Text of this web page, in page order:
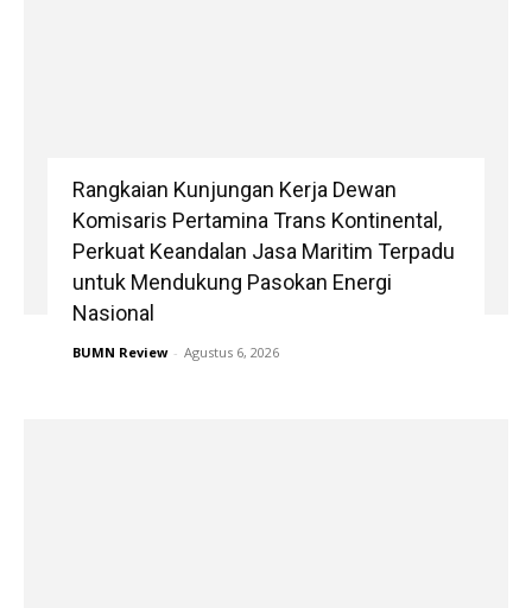
Rangkaian Kunjungan Kerja Dewan
Komisaris Pertamina Trans Kontinental,
Perkuat Keandalan Jasa Maritim Terpadu
untuk Mendukung Pasokan Energi
Nasional
BUMN Review - Agustus 6, 2026